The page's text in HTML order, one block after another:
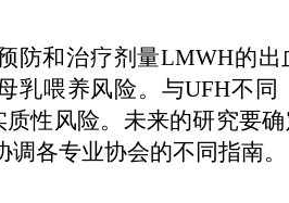
防和治疗剂量LMWH的
乳喂养风险。与UFH不
性风险。未来的研究要
各专业协会的不同指南。